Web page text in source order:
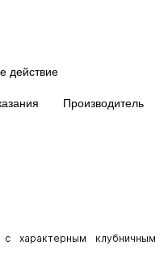
действие
Производитель
характерным клубничным